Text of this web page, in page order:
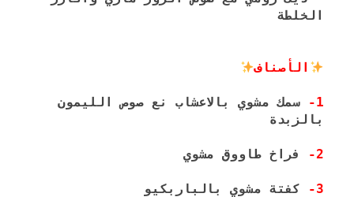
الخلطة
الأصناف
1-
سمك مشوي بالاعشاب نع صوص الليمون
بالزبدة
2- فراخ طاووق مشوي
3- كفتة مشوي بالباربكيو